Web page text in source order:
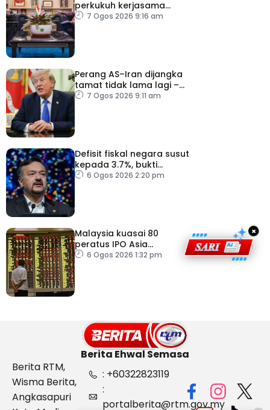
perkukuh kerjasama
sektor pertanian
7 Ogos 2026 9:16 am
Perang AS–Iran dijangka
tamat tidak lama lagi –
Trump
7 Ogos 2026 9:11 am
Defisit fiskal negara susut
kepada 3.7%, bukti
keyakinan pelabur masih
6 Ogos 2026 2:20 pm
Malaysia kuasai 80
peratus IPO Asia
Tenggara, kumpul AS$1.4
6 Ogos 2026 1:32 pm
×
Berita Ehwal Semasa
Berita RTM,
Wisma Berita,
Angkasapuri
: +60322823119
:
portalberita@rtm.gov.my